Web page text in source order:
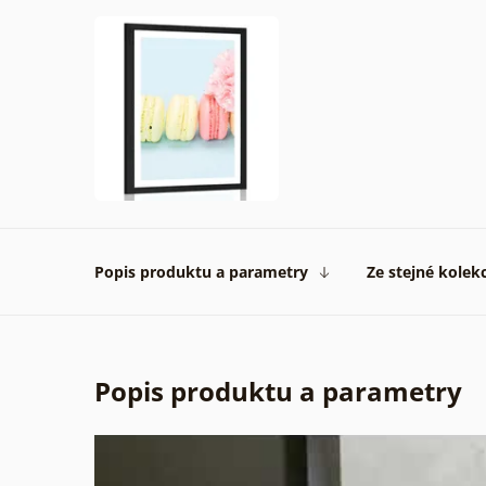
Popis produktu a parametry Ze stejné
Popis produktu a parametry